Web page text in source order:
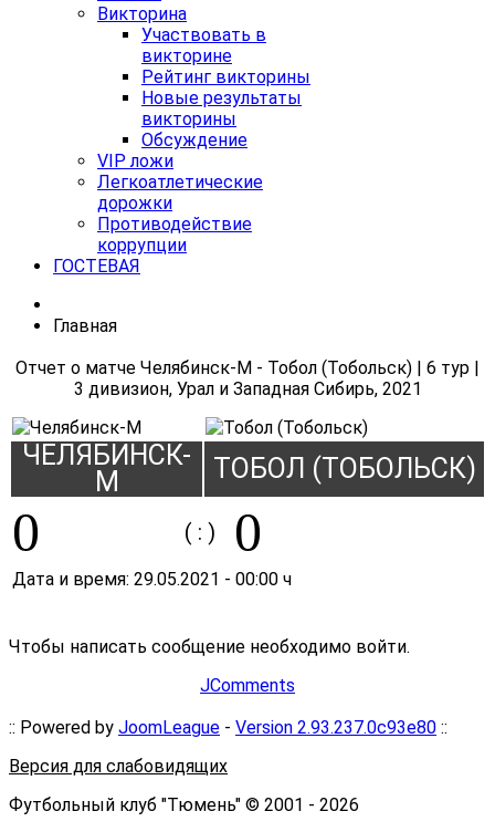
Викторина
Участвовать в
викторине
Рейтинг викторины
Новые результаты
викторины
Обсуждение
VIP ложи
Легкоатлетические
дорожки
Противодействие
коррупции
ГОСТЕВАЯ
Главная
Отчет о матче Челябинск-М - Тобол (Тобольск) | 6 тур |
3 дивизион, Урал и Западная Сибирь, 2021
ЧЕЛЯБИНСК-
М
ТОБОЛ (ТОБОЛЬСК)
0 ( : ) 0
Дата и время: 29.05.2021 - 00:00 ч
Чтобы написать сообщение необходимо войти.
JComments
:: Powered by JoomLeague - Version 2.93.237.0c93e80 ::
Версия для слабовидящих
Футбольный клуб "Тюмень" © 2001 - 2026